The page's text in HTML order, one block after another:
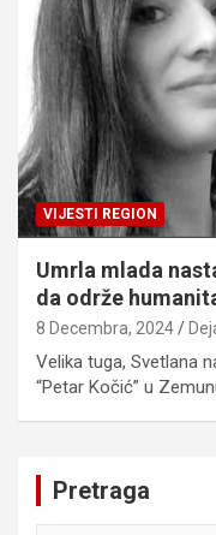
VIJESTI REGION
Umrla mlada
da održe
8 Decembra, 2024
Velika tuga, Svetlana
“Petar Kočić” u
Pretraga